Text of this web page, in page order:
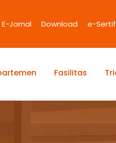
E-Jornal Download e-
Fasilitas